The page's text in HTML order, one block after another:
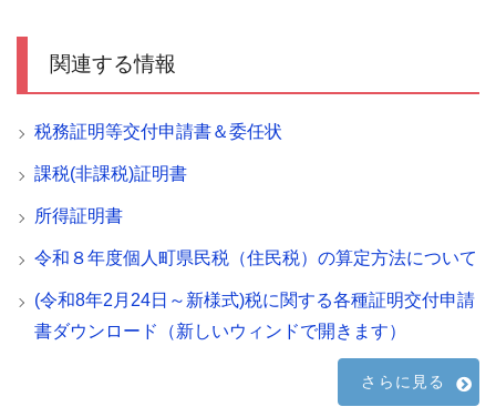
関連する情報
税務証明等交付申請書＆委任状
課税(非課税)証明書
所得証明書
令和８年度個人町県民税（住民税）の算定方法について
(令和8年2月24日～新様式)税に関する各種証明交付申請
書ダウンロード（新しいウィンドで開きます）
さらに見る